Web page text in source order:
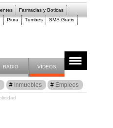
Farmacias y Boticas
Piura Tumbes
SMS Gratis
Casa
RADIO VIDEOS
Inmuebles Empleos